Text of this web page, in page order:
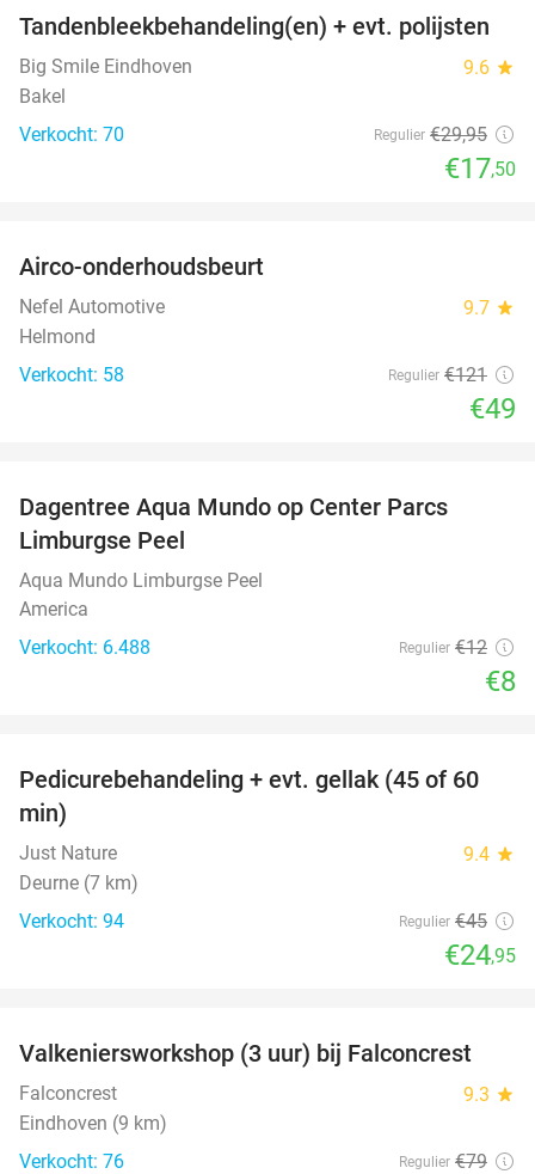
42%
Tandenbleekbehandeling(en) + evt. polijsten
Big Smile Eindhoven 9.6 star
Bakel
Verkocht: 70
Regulier €29,95
€17,50
Airco-onderhoudsbeurt
Nefel Automotive 9.7 star
Helmond
Verkocht: 58
Regulier €121
€49
Dagentree Aqua Mundo op Center Parcs
Limburgse Peel
Aqua Mundo Limburgse Peel
America
Verkocht: 6.488
Regulier €12
€8
45%
Pedicurebehandeling + evt. gellak (45 of 60
min)
Just Nature 9.4 star
Deurne (7 km)
Verkocht: 94
Regulier €45
€24,95
62%
Valkeniersworkshop (3 uur) bij Falconcrest
Falconcrest 9.3 star
Eindhoven (9 km)
Verkocht: 76
Regulier €79